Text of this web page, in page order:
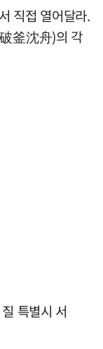
직접 열어달라.
釜沈舟)의 각
특별시 서